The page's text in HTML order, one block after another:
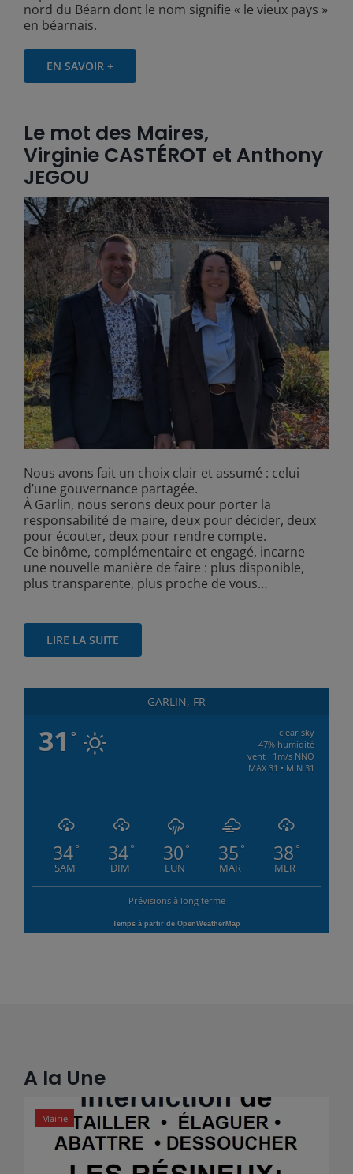
nord du Béarn dont le nom signifie « le vieux pays »
en béarnais.
EN SAVOIR +
Le mot des Maires,
Virginie CASTÉROT et Anthony
JEGOU
Nous avons fait un choix clair et assumé : celui
d’une gouvernance partagée.
À Garlin, nous serons deux pour porter la
responsabilité de maire, deux pour décider, deux
pour écouter, deux pour rendre compte.
Ce binôme, complémentaire et engagé, incarne
une nouvelle manière de faire : plus disponible,
plus transparente, plus proche de vous…
LIRE LA SUITE
GARLIN, FR
31 °
clear sky
47% humidité
vent : 1m/s NNO
MAX 31 • MIN 31
34°
SAM
34°
DIM
30 °
LUN
35 °
MAR
38 °
MER
Prévisions à long terme
Temps à partir de OpenWeatherMap
A la Une
Mairie